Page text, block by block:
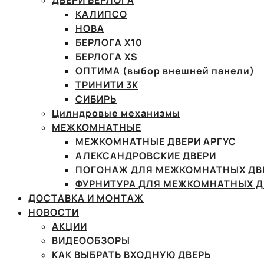
КАЛИПСО
НОВА
БЕРЛОГА Х10
БЕРЛОГА XS
ОПТИМА (выбор внешней панели)
ТРИНИТИ 3К
СИБИРЬ
Цилндровые механизмы
МЕЖКОМНАТНЫЕ
МЕЖКОМНАТНЫЕ ДВЕРИ АРГУС
АЛЕКСАНДРОВСКИЕ ДВЕРИ
ПОГОНАЖ ДЛЯ МЕЖКОМНАТНЫХ
ФУРНИТУРА ДЛЯ МЕЖКОМНАТНЫХ
ДОСТАВКА И МОНТАЖ
НОВОСТИ
АКЦИИ
ВИДЕООБЗОРЫ
КАК ВЫБРАТЬ ВХОДНУЮ ДВЕРЬ